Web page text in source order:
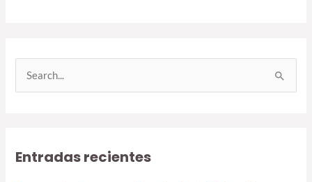
a
Entradas recientes